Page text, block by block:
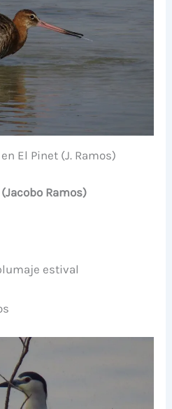
El Pinet (J. Ramos)
Ramos)
estival